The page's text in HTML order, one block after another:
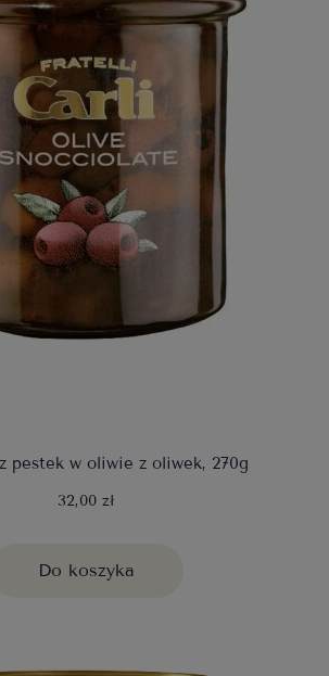
pestek w oliwie z oliwek, 270g
32,00 zł
Do koszyka